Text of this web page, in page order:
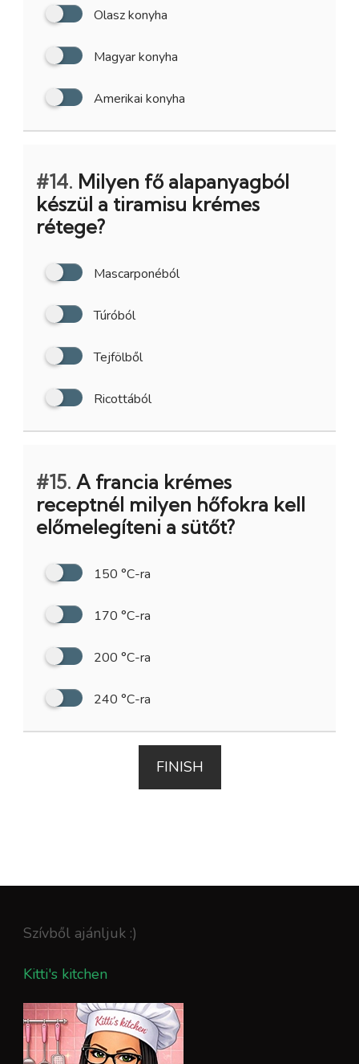
Olasz konyha
Magyar konyha
Amerikai konyha
#14. Milyen fő alapanyagból
készül a tiramisu krémes
rétege?
Mascarponéból
Túróból
Tejfölből
Ricottából
#15. A francia krémes
receptnél milyen hőfokra kell
előmelegíteni a sütőt?
150 °C-ra
170 °C-ra
200 °C-ra
240 °C-ra
FINISH
Szívből ajánljuk :)
Kitti's kitchen